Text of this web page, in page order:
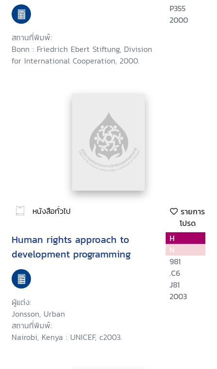
สถานที่พิมพ์:
Bonn : Friedrich Ebert Stiftung, Division
for International Cooperation, 2000.
P355
2000
หนังสือทั่วไป
รายการ
โปรด
Human rights approach to
development programming
ผู้แต่ง:
Jonsson, Urban
สถานที่พิมพ์:
Nairobi, Kenya : UNICEF, c2003.
H
N
981
.C6
J81
2003